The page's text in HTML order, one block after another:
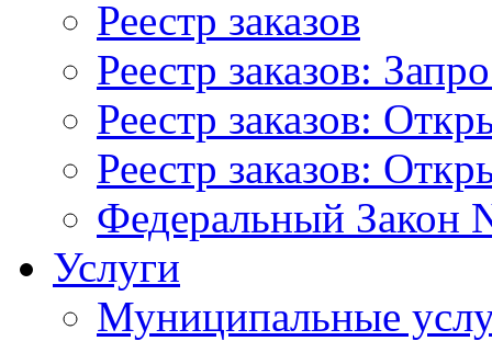
Реестр заказов
Реестр заказов:
Реестр заказов:
Реестр заказов:
Федеральный Закон
Услуги
Муниципальные